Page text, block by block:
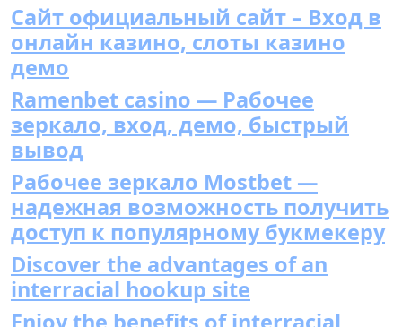
Сайт официальный сайт – Вход в
онлайн казино, слоты казино
демо
Ramenbet casino — Рабочее
зеркало, вход, демо, быстрый
вывод
Рабочее зеркало Mostbet —
надежная возможность получить
доступ к популярному букмекеру
Discover the advantages of an
interracial hookup site